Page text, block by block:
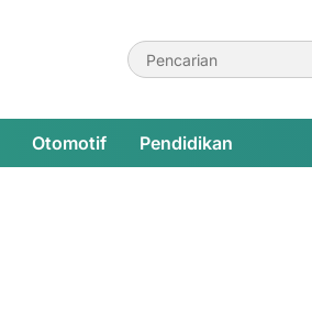
Otomotif Pendidikan